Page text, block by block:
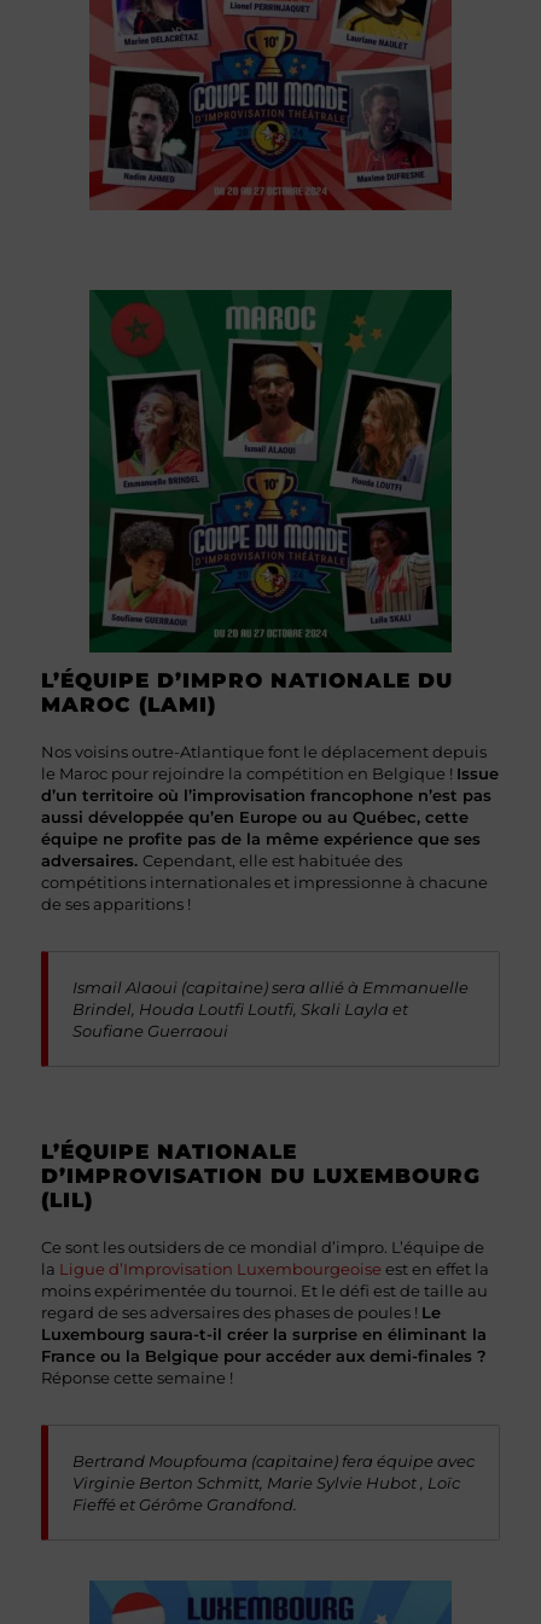
L’ÉQUIPE D’IMPRO NATIONALE DU
MAROC (LAMI)
Nos voisins outre-Atlantique font le déplacement depuis
le Maroc pour rejoindre la compétition en Belgique ! Issue
d’un territoire où l’improvisation francophone n’est pas
aussi développée qu’en Europe ou au Québec, cette
équipe ne profite pas de la même expérience que ses
adversaires. Cependant, elle est habituée des
compétitions internationales et impressionne à chacune
de ses apparitions !
Ismail Alaoui (capitaine) sera allié à Emmanuelle
Brindel, Houda Loutfi Loutfi, Skali Layla et
Soufiane Guerraoui
L’ÉQUIPE NATIONALE
D’IMPROVISATION DU LUXEMBOURG
(LIL)
Ce sont les outsiders de ce mondial d’impro. L’équipe de
la Ligue d’Improvisation Luxembourgeoise est en effet la
moins expérimentée du tournoi. Et le défi est de taille au
regard de ses adversaires des phases de poules ! Le
Luxembourg saura-t-il créer la surprise en éliminant la
France ou la Belgique pour accéder aux demi-finales ?
Réponse cette semaine !
Bertrand Moupfouma (capitaine) fera équipe avec
Virginie Berton Schmitt, Marie Sylvie Hubot , Loïc
Fieffé et Gérôme Grandfond.